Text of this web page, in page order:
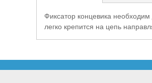
Фиксатор концевика
легко крепится на цепь